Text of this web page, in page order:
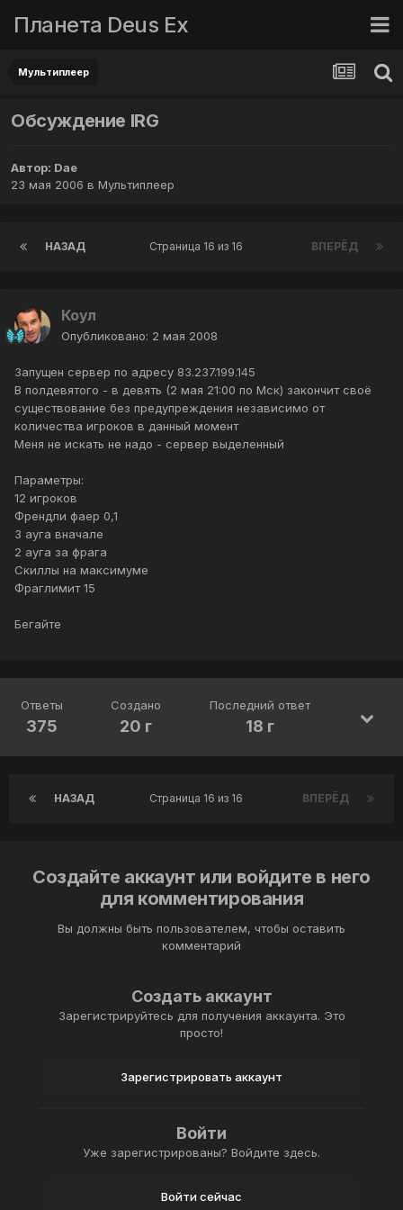
Планета Deus Ex
Мультиплеер
Обсуждение IRG
Автор: Dae
23 мая 2006 в Мультиплеер
НАЗАД ВПЕРЁД
Страница 16 из 16
Коул
Опубликовано: 2 мая 2008
Запущен сервер по адресу 83.237.199.145
В полдевятого - в девять (2 мая 21:00 по Мск) закончит своё
существование без предупреждения независимо от
количества игроков в данный момент
Меня не искать не надо - сервер выделенный
Параметры:
12 игроков
Френдли фаер 0,1
3 ауга вначале
2 ауга за фрага
Скиллы на максимуме
Фраглимит 15
Бегайте
Ответы
375
Создано
20 г
Последний ответ
18 г
НАЗАД ВПЕРЁД
Страница 16 из 16
Создайте аккаунт или войдите в него
для комментирования
Вы должны быть пользователем, чтобы оставить
комментарий
Создать аккаунт
Зарегистрируйтесь для получения аккаунта. Это
просто!
Зарегистрировать аккаунт
Войти
Уже зарегистрированы? Войдите здесь.
Войти сейчас